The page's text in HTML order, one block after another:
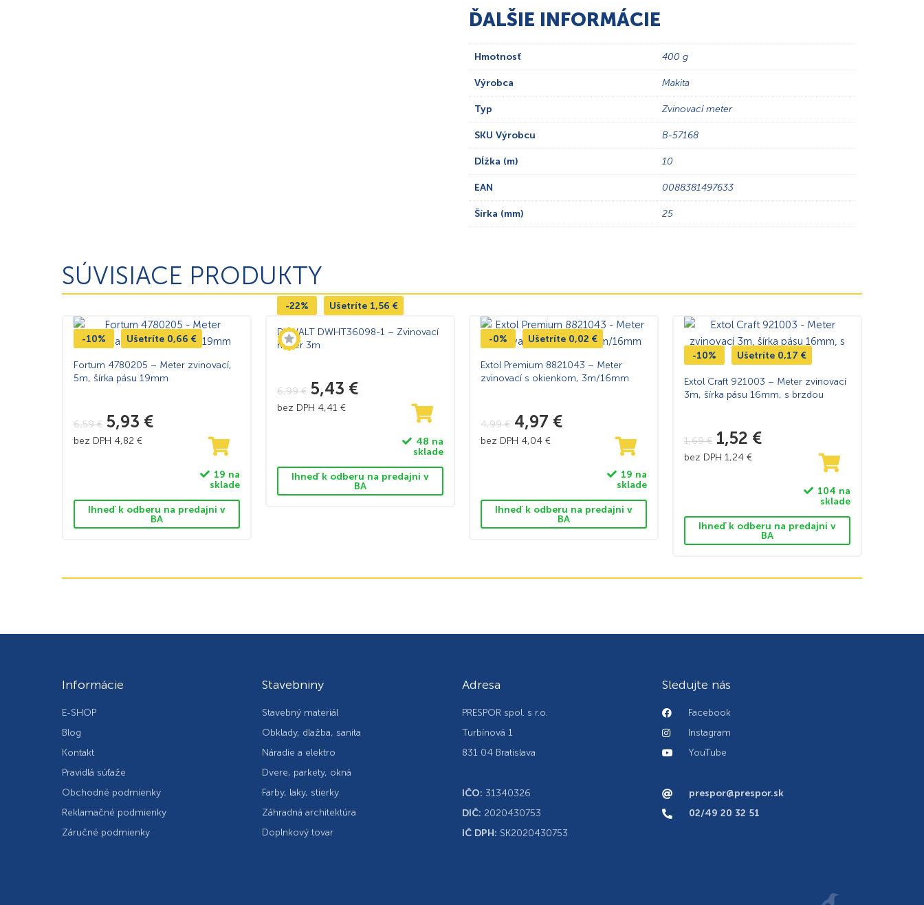
ĎALŠIE INFORMÁCIE
Hmotnosť 400 g
Výrobca Makita
Typ Zvinovací meter
SKU Výrobcu B-57168
Dĺžka (m) 10
EAN 0088381497633
Šírka (mm) 25
SÚVISIACE PRODUKTY
-10% Ušetríte 0,66 €
Fortum 4780205 – Meter zvinovací,
5m, šírka pásu 19mm
6,59€ 5,93 €
bez DPH 4,82 €
19 na
sklade
Ihneď k odberu na predajni v
BA
-22% Ušetríte 1,56 €
DeWALT DWHT36098-1 – Zvinovací
meter 3m
6,99€ 5,43 €
bez DPH 4,41 €
48 na
sklade
Ihneď k odberu na predajni v
BA
-0% Ušetríte 0,02 €
Extol Premium 8821043 – Meter
zvinovací s okienkom, 3m/16mm
4,99€ 4,97 €
bez DPH 4,04 €
19 na
sklade
Ihneď k odberu na predajni v
BA
-10% Ušetríte 0,17 €
Extol Craft 921003 – Meter zvinovací
3m, šírka pásu 16mm, s brzdou
1,69€ 1,52 €
bez DPH 1,24 €
104 na
sklade
Ihneď k odberu na predajni v
BA
Informácie
E-SHOP
Blog
Kontakt
Pravidlá súťaže
Obchodné podmienky
Reklamačné podmienky
Záručné podmienky
Stavebniny
Stavebný materiál
Obklady, dlažba, sanita
Náradie a elektro
Dvere, parkety, okná
Farby, laky, stierky
Záhradná architektúra
Doplnkový tovar
Adresa
PRESPOR spol. s r.o.
Turbínová 1
831 04 Bratislava
IČO: 31340326
DIČ: 2020430753
IČ DPH: SK2020430753
Sledujte nás
Facebook
Instagram
YouTube
prespor@prespor.sk
02/49 20 32 51